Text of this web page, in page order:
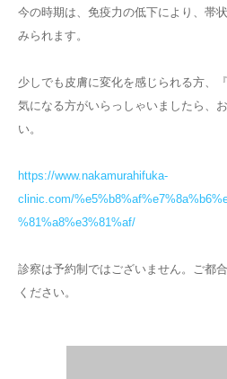
今の時期は、免疫力の低下により、帯
みられます。
少しでも皮膚に変化を感じられる方、
気になる方がいらっしゃいましたら、
い。
https://www.nakamurahifuka-
clinic.com/
%81%a8%e3%81%af/
診察は予約制ではございません。ご都
ください。